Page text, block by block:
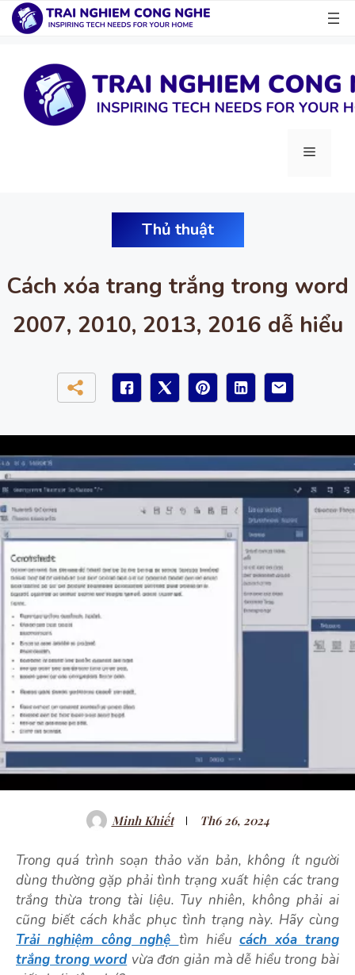
dung
Menu
Thủ thuật
Cách xóa trang trắng trong word
2007, 2010, 2013, 2016 dễ hiểu
Minh Khiết Th6 26, 2024
Trong quá trình soạn thảo văn bản, không ít người
dùng thường gặp phải tình trạng xuất hiện các trang
trắng thừa trong tài liệu. Tuy nhiên, không phải ai
cũng biết cách khắc phục tình trạng này. Hãy cùng
Trải nghiệm công nghệ tìm hiểu cách xóa trang
trắng trong word vừa đơn giản mà dễ hiểu trong bài